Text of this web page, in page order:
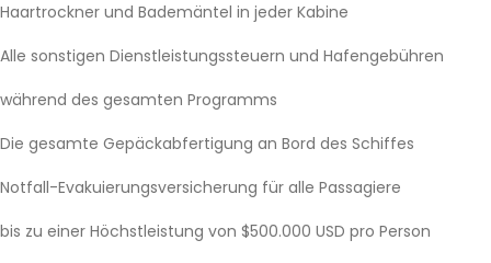
Haartrockner und Bademäntel in jeder Kabine
Alle sonstigen Dienstleistungssteuern und Hafengebühren
während des gesamten Programms
Die gesamte Gepäckabfertigung an Bord des Schiffes
Notfall-Evakuierungsversicherung für alle Passagiere
bis zu einer Höchstleistung von $500.000 USD pro Person